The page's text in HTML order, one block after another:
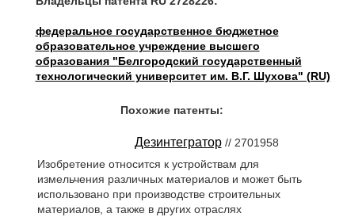
федеральное государственное бюджетное
образовательное учреждение высшего
образования "Белгородский государственный
технологический университет им. В.Г. Шухова" (RU)
Похожие патенты:
Дезинтегратор// 2701958
Изобретение относится к устройствам для
измельчения различных материалов и может быть
использовано при производстве строительных
материалов, а также в других отраслях